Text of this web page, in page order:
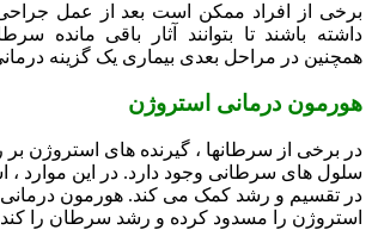
برخی از افراد ممکن است بعد از عمل جراحی
داشته باشند تا بتوانند آثار باقی مانده
همچنین در مراحل بعدی بیماری یک گزینه
هورمون درمانی استروژن
در برخی از سرطانها ، گیرنده های استروژن بر
سلول های سرطانی وجود دارد. در این موارد ،
در تقسیم و رشد کمک می کند. هورمون درمانی
استروژن را مسدود کرده و رشد سرطان را کند